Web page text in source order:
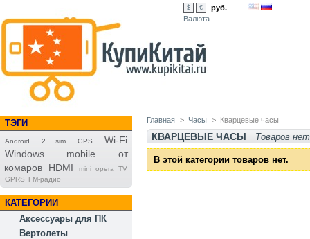
$ €
руб.
Валюта
ТЭГИ
Android 2 sim GPS
Wi-Fi
Windows mobile
от
комаров
HDMI
mini opera TV
GPRS
FM-радио
КАТЕГОРИИ
Аксессуары для ПК
Вертолеты
Главная > Часы > Кварцевые часы
КВАРЦЕВЫЕ ЧАСЫ Товаров
В этой категории товаров нет.